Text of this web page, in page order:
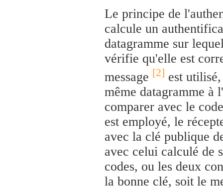
Le principe de
calcule un
datagramme sur
vérifie qu'elle est
message [2] est
même datagramme à
comparer avec le
est employé, le
avec la clé publique
avec celui calculé de
codes, ou les deux
la bonne clé, soit le